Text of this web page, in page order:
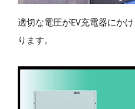
適切な電圧がEV充電器にか
ります。